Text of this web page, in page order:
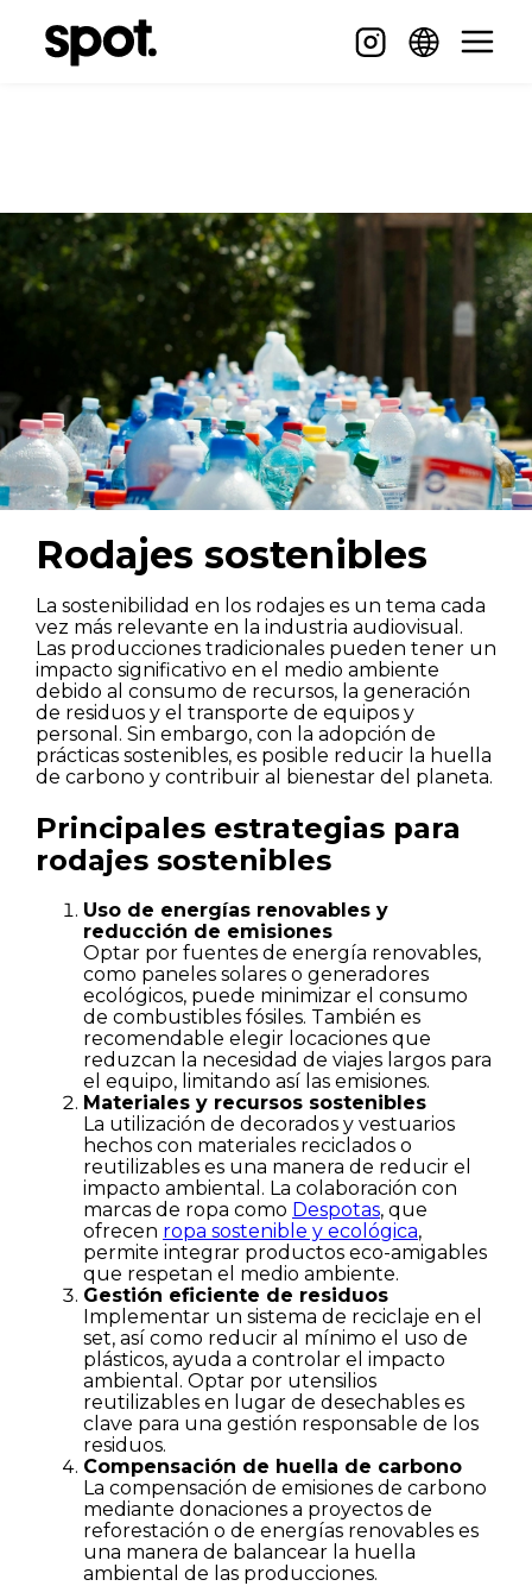
Rodajes sostenibles
La sostenibilidad en los rodajes es un tema cada
vez más relevante en la industria audiovisual.
Las producciones tradicionales pueden tener un
impacto significativo en el medio ambiente
debido al consumo de recursos, la generación
de residuos y el transporte de equipos y
personal. Sin embargo, con la adopción de
prácticas sostenibles, es posible reducir la huella
de carbono y contribuir al bienestar del planeta.
Principales estrategias para
rodajes sostenibles
Uso de energías renovables y
reducción de emisiones
Optar por fuentes de energía renovables,
como paneles solares o generadores
ecológicos, puede minimizar el consumo
de combustibles fósiles. También es
recomendable elegir locaciones que
reduzcan la necesidad de viajes largos para
el equipo, limitando así las emisiones.
Materiales y recursos sostenibles
La utilización de decorados y vestuarios
hechos con materiales reciclados o
reutilizables es una manera de reducir el
impacto ambiental. La colaboración con
marcas de ropa como Despotas, que
ofrecen ropa sostenible y ecológica,
permite integrar productos eco-amigables
que respetan el medio ambiente.
Gestión eficiente de residuos
Implementar un sistema de reciclaje en el
set, así como reducir al mínimo el uso de
plásticos, ayuda a controlar el impacto
ambiental. Optar por utensilios
reutilizables en lugar de desechables es
clave para una gestión responsable de los
residuos.
Compensación de huella de carbono
La compensación de emisiones de carbono
mediante donaciones a proyectos de
reforestación o de energías renovables es
una manera de balancear la huella
ambiental de las producciones.